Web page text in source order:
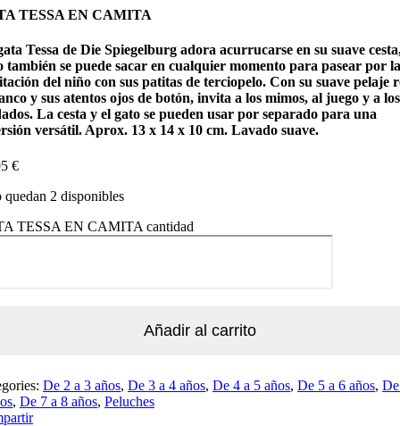
TESSA EN CAMITA
Tessa de Die Spiegelburg adora acurrucarse en su suave
también se puede sacar en cualquier momento para pasear por la
del niño con sus patitas de terciopelo. Con su suave pelaje
y sus atentos ojos de botón, invita a los mimos, al juego y a los
La cesta y el gato se pueden usar por separado para una
versátil. Aprox. 13 x 14 x 10 cm. Lavado suave.
€
quedan 2 disponibles
TESSA EN CAMITA cantidad
Añadir al carrito
De 2 a 3 años, De 3 a 4 años, De 4 a 5 años, De 5 a 6 años,
, De 7 a 8 años, Peluches